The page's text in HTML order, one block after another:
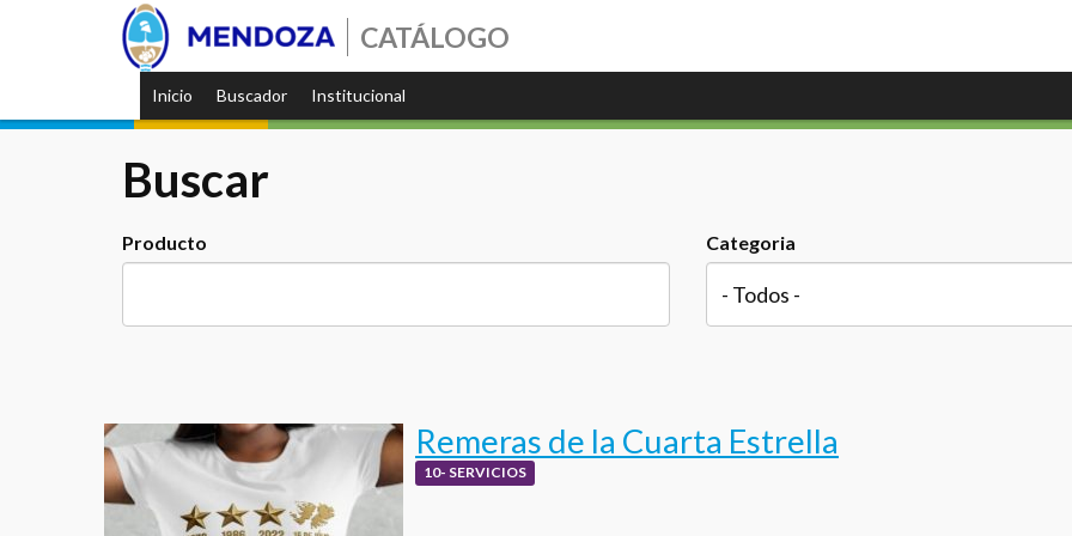
CATÁLOGO
Inicio Buscador Institucional
Buscar
Producto Categoria
Remeras de la Cuarta Estrella
10- SERVICIOS